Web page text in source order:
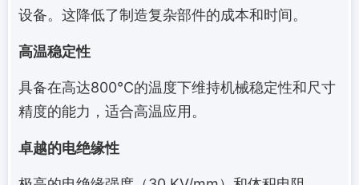
设备。这降低了制造复杂部件的成本和时间。
高温稳定性
具备在高达800°C的温度下维持机械稳定性和尺寸
精度的能力，适合高温应用。
卓越的电绝缘性